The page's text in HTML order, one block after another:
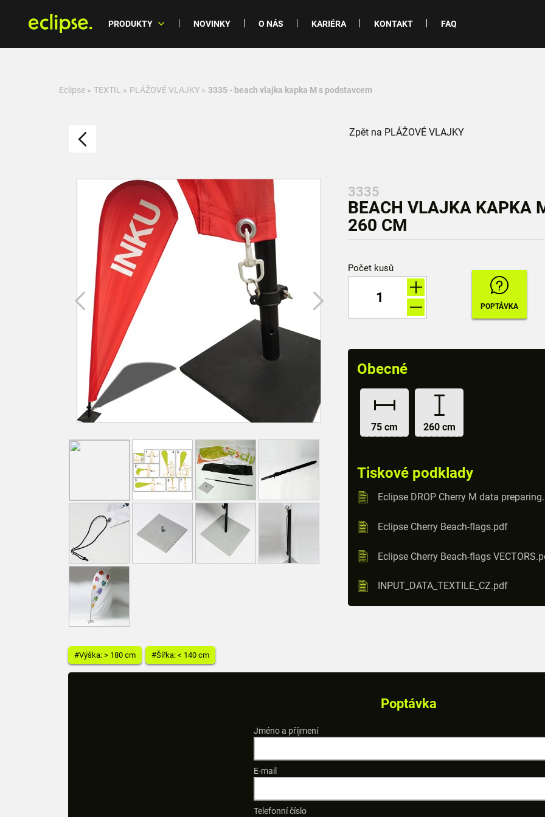
PRODUKTY NOVINKY O NÁS KARIÉRA KONTAKT FAQ
Eclipse » TEXTIL » PLÁŽOVÉ VLAJKY » 3335 - beach vlajka kapka M s podstavcem
Zpět na PLÁŽOVÉ VLAJKY
#Výška: > 180 cm #Šířka: < 140 cm
3335
BEACH VLAJKA KAPKA
260 CM
Počet kusů
Obecné
75 cm 260 cm
Tiskové podklady
Eclipse DROP Cherry M data
Eclipse Cherry Beach-flags.pdf
Eclipse Cherry Beach-flags
INPUT_DATA_TEXTILE_CZ.pdf
Poptávka
Jméno a příjmení
E-mail
Telefonní číslo